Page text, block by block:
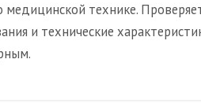
технике.
и технические